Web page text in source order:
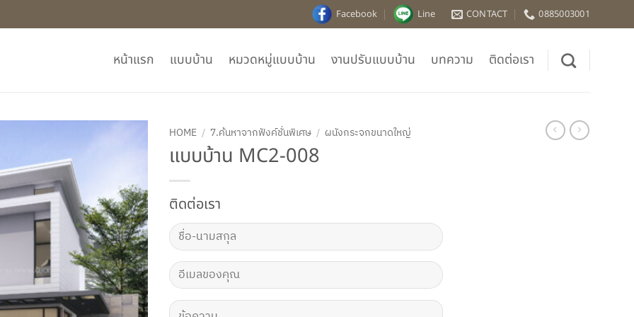
Facebook Line CONTACT 0885003001
หน้าแรก แบบบ้าน หมวดหมู่แบบบ้าน งานปรับแบบบ้าน บทความ ติดต่อเรา
HOME / 7.ค้นหาจากฟังค์ชั่นพิเศษ / ผนังกระจกขนาดใหญ่
แบบบ้าน MC2-008
ติดต่อเรา